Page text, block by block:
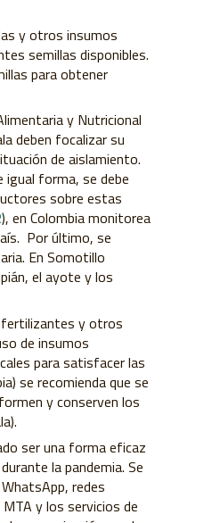
y otros insumos
semillas disponibles.
para obtener
y Nutricional
deben focalizar su
de aislamiento.
igual forma, se debe
sobre estas
), en Colombia monitorea
Por último, se
En Somotillo
el ayote y los
fertilizantes y otros
de insumos
para satisfacer las
se recomienda que se
y conserven los
ser una forma eficaz
la pandemia. Se
redes
y los servicios de